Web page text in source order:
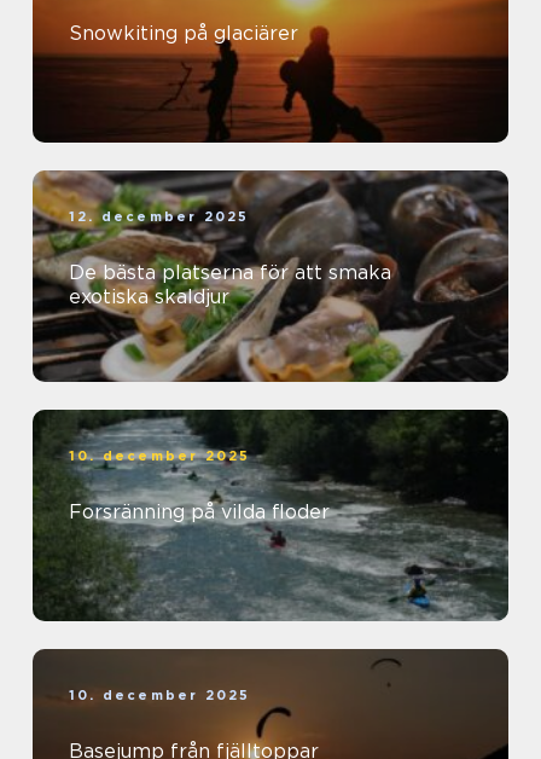
Snowkiting på glaciärer
12. december 2025
De bästa platserna för att smaka
exotiska skaldjur
10. december 2025
Forsränning på vilda floder
10. december 2025
Basejump från fjälltoppar